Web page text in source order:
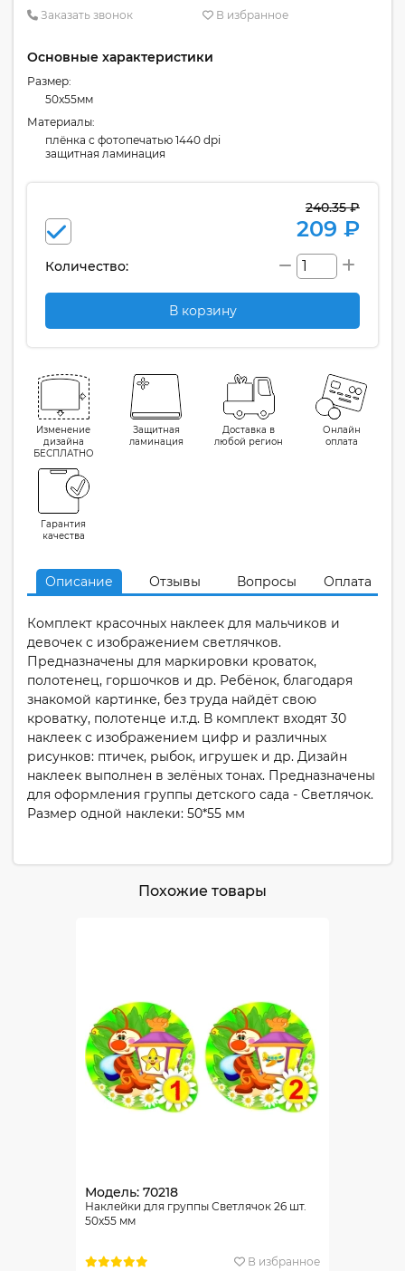
Заказать звонок
В избранное
Основные характеристики
Размер:
50x55мм
Материалы:
плёнка с фотопечатью 1440 dpi
защитная ламинация
240.35 ₽
209 ₽
Количество:
В корзину
Изменение
дизайна
БЕСПЛАТНО
Защитная
ламинация
Доставка в
любой регион
Онлайн
оплата
Гарантия
качества
Описание Отзывы Вопросы Оплата
Комплект красочных наклеек для мальчиков и
девочек с изображением светлячков.
Предназначены для маркировки кроваток,
полотенец, горшочков и др. Ребёнок, благодаря
знакомой картинке, без труда найдёт свою
кроватку, полотенце и.т.д. В комплект входят 30
наклеек с изображением цифр и различных
рисунков: птичек, рыбок, игрушек и др. Дизайн
наклеек выполнен в зелёных тонах. Предназначены
для оформления группы детского сада - Светлячок.
Размер одной наклеки: 50*55 мм
Похожие товары
Модель: 70218
Наклейки для группы Светлячок 26 шт.
50х55 мм
В избранное